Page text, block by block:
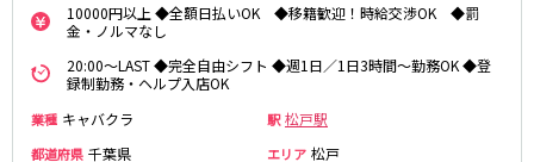
10000円以上 ◆全額日払いOK ◆移籍歓迎！時給交渉OK ◆罰
金・ノルマなし
20:00～LAST ◆完全自由シフト ◆週1日／1日3時間～勤務OK ◆登
録制勤務・ヘルプ入店OK
業種 キャバクラ 駅 松戸駅
都道府県 千葉県 エリア 松戸
浦和・北浦和
久喜
春日部
蕨
上尾
坂戸・東松山
新橋駅
上野駅
新宿駅
秋葉原駅
五反田駅
恵比寿駅
渋谷駅
御徒町駅